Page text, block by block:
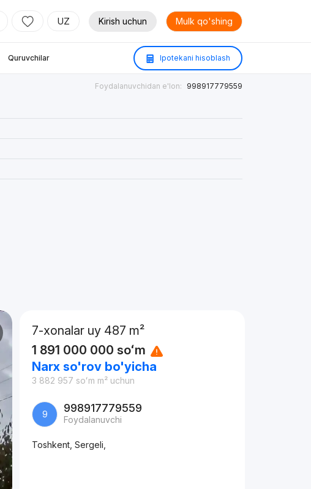
UZ Kirish uchun Mulk qo'shing
Quruvchilar Ipotekani hisoblash
Foydalanuvchidan e'lon: 998917779559
7-xonalar uy 487 m²
1 891 000 000 soʻm
Narx so'rov bo'yicha
3 882 957 soʻm m² uchun
9 998917779559
Foydalanuvchi
Toshkent, Sergeli,